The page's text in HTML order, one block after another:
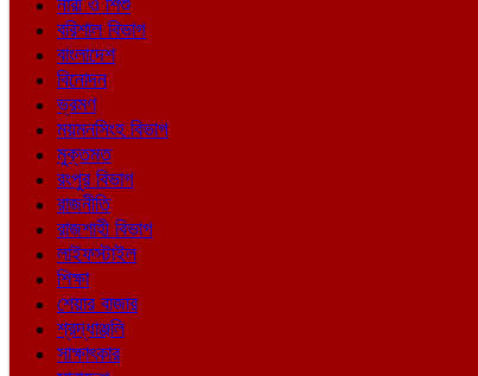
নারী ও শিশু
বরিশাল বিভাগ
বাংলাদেশ
বিনোদন
ভ্রমণ
ময়মনসিংহ বিভাগ
মুক্তমত
রংপুর বিভাগ
রাজনীতি
রাজশাহী বিভাগ
লাইফস্টাইল
শিক্ষা
শেয়ার বাজার
শ্রদ্ধাঞ্জলি
সাক্ষাৎকার